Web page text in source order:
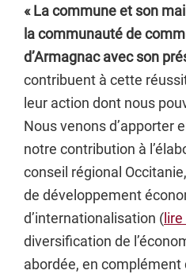
« La commune et son
la communauté de
d’Armagnac avec son
contribuent à cette
leur action dont nous
Nous venons d’apporter
notre contribution à
conseil régional
de développement
d’internationalisation (
diversification de
abordée, en